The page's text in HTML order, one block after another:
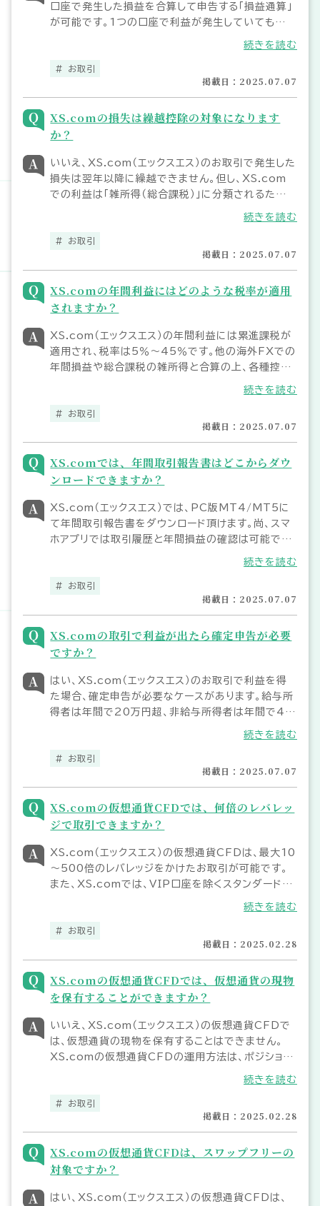
口座で発生した損益を合算して申告する「損益通算」
が可能です。1つの口座で利益が発生していても別の
て課税対象となる利益額を減らすことができます。他
の海外FX業者での損益も損益通算が可能です。
続きを読む
お取引
掲載日：2025.07.07
XS.comの損失は繰越控除の対象になります
か？
いいえ、XS.com（エックスエス）のお取引で発生した
損失は翌年以降に繰越できません。但し、XS.com
での利益は「雑所得（総合課税）」に分類されるため、
他の海外FX業者で発生した損益や同一課税区分内
算の上、確定申告することができます。
続きを読む
お取引
掲載日：2025.07.07
XS.comの年間利益にはどのような税率が適用
されますか？
XS.com（エックスエス）の年間利益には累進課税が
適用され、税率は5％〜45％です。他の海外FXでの
年間損益や総合課税の雑所得と合算の上、各種控除
給与所得者で20万円超、非給与所得者で48万円超
の場合に確定申告が必要になります。
続きを読む
お取引
掲載日：2025.07.07
XS.comでは、年間取引報告書はどこからダウ
ンロードできますか？
XS.com（エックスエス）では、PC版MT4/MT5に
て年間取引報告書をダウンロード頂けます。尚、スマ
ホアプリでは取引履歴と年間損益の確認は可能です
が、年間取引報告書のダウンロードはできません。年
XS.comのPC版MT4/MT5にて行なってくださ
続きを読む
お取引
掲載日：2025.07.07
XS.comの取引で利益が出たら確定申告が必要
ですか？
はい、XS.com（エックスエス）のお取引で利益を得
た場合、確定申告が必要なケースがあります。給与所
得者は年間で20万円超、非給与所得者は年間で48
し、未決済ポジションの含み損益やスワップポイント
は確定申告の対象外となります。
続きを読む
お取引
掲載日：2025.07.07
XS.comの仮想通貨CFDでは、何倍のレバレッ
ジで取引できますか？
XS.com（エックスエス）の仮想通貨CFDは、最大10
～500倍のレバレッジをかけたお取引が可能です。
また、XS.comでは、VIP口座を除くスタンダード口
座・エリート口座・プロ口座の3種類の口座タイプで
が適用されます。
続きを読む
お取引
掲載日：2025.02.28
XS.comの仮想通貨CFDでは、仮想通貨の現物
を保有することができますか？
いいえ、XS.com（エックスエス）の仮想通貨CFDで
は、仮想通貨の現物を保有することはできません。
XS.comの仮想通貨CFDの運用方法は、ポジション
用頂けるステーキングやレンディングでの運用には
対応しておりませんのでご注意ください。
続きを読む
お取引
掲載日：2025.02.28
XS.comの仮想通貨CFDは、スワップフリーの
対象ですか？
はい、XS.com（エックスエス）の仮想通貨CFDは、